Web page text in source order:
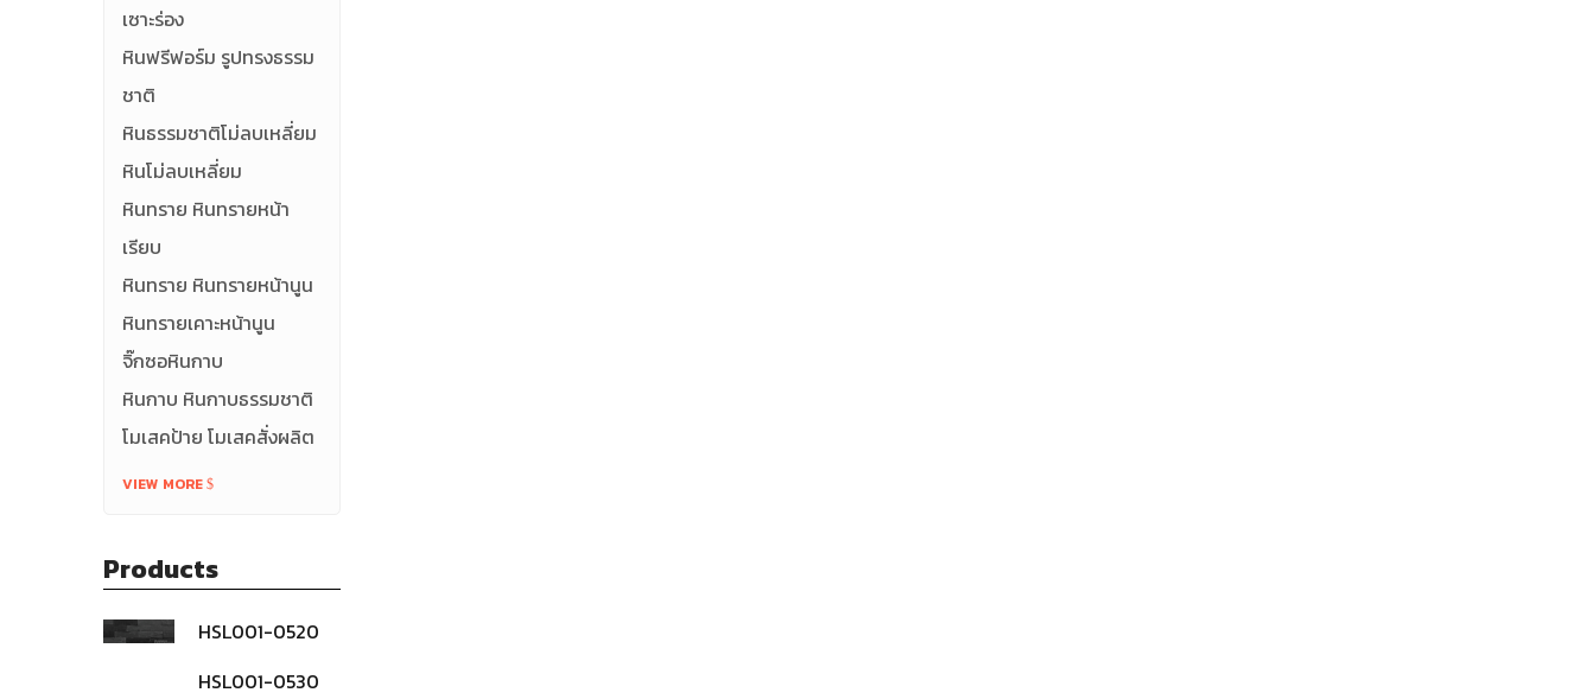
เซาะร่อง
หินฟรีฟอร์ม รูปทรงธรรม
ชาติ
หินธรรมชาติโม่ลบเหลี่ยม
หินโม่ลบเหลี่ยม
หินทราย หินทรายหน้า
เรียบ
หินทราย หินทรายหน้านูน
หินทรายเคาะหน้านูน
จิ๊กซอหินกาบ
หินกาบ หินกาบธรรมชาติ
โมเสคป้าย โมเสคสั่งผลิต
VIEW MORE
Products
HSL001-0520
สีดำ
HSL001-0530